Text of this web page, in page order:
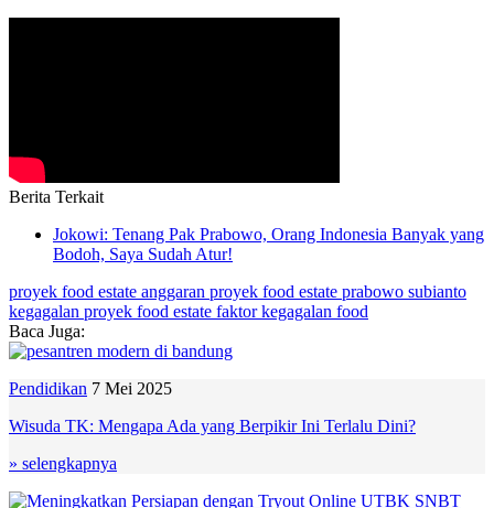
Berita Terkait
Jokowi: Tenang Pak Prabowo, Orang Indonesia Banyak yang
Bodoh, Saya Sudah Atur!
proyek food estate anggaran proyek food estate prabowo subianto
kegagalan proyek food estate faktor kegagalan food
Baca Juga:
Pendidikan 7 Mei 2025
Wisuda TK: Mengapa Ada yang Berpikir Ini Terlalu Dini?
» selengkapnya